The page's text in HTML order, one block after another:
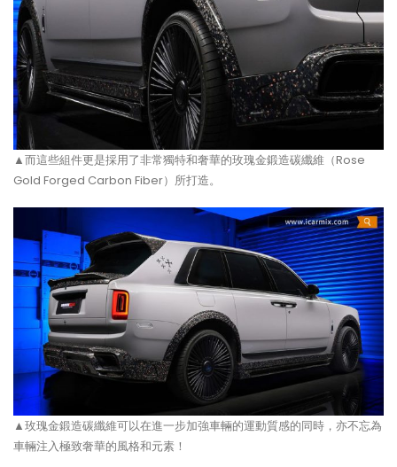
▲而這些組件更是採用了非常獨特和奢華的玫瑰金鍛造碳纖維（Rose
Gold Forged Carbon Fiber）所打造。
▲玫瑰金鍛造碳纖維可以在進一步加強車輛的運動質感的同時，亦不忘為
車輛注入極致奢華的風格和元素！